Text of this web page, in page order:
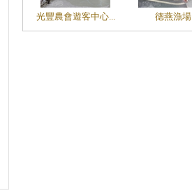
光豐農會遊客中心... 德燕漁場